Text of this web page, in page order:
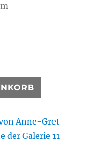
Anne-Gret
der Galerie 11